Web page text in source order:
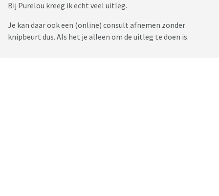
Bij Purelou kreeg ik echt veel uitleg.
Je kan daar ook een (online) consult afnemen zonder
knipbeurt dus. Als het je alleen om de uitleg te doen is.